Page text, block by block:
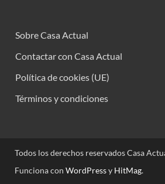
Sobre Casa Actual
Contactar con Casa Actual
Política de cookies (UE)
Términos y condiciones
Todos los derechos reservados Casa
Funciona con WordPressy HitMag.